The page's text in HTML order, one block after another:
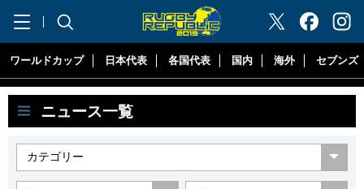
"ラグビーリパブリック"
ワールドカップ 日本代表 各国代表 国内 海外 セブンズ
ニュース一覧